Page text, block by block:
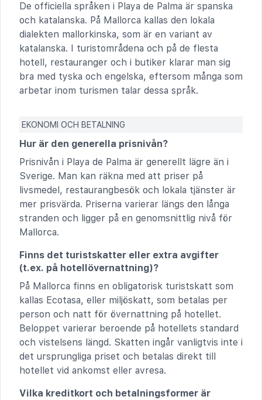
De officiella språken i Playa de Palma är spanska
och katalanska. På Mallorca kallas den lokala
dialekten mallorkinska, som är en variant av
katalanska. I turistområdena och på de flesta
hotell, restauranger och i butiker klarar man sig
bra med tyska och engelska, eftersom många som
arbetar inom turismen talar dessa språk.
EKONOMI OCH BETALNING
Hur är den generella prisnivån?
Prisnivån i Playa de Palma är generellt lägre än i
Sverige. Man kan räkna med att priser på
livsmedel, restaurangbesök och lokala tjänster är
mer prisvärda. Priserna varierar längs den långa
stranden och ligger på en genomsnittlig nivå för
Mallorca.
Finns det turistskatter eller extra avgifter
(t.ex. på hotellövernattning)?
På Mallorca finns en obligatorisk turistskatt som
kallas Ecotasa, eller miljöskatt, som betalas per
person och natt för övernattning på hotellet.
Beloppet varierar beroende på hotellets standard
och vistelsens längd. Skatten ingår vanligtvis inte i
det ursprungliga priset och betalas direkt till
hotellet vid ankomst eller avresa.
Vilka kreditkort och betalningsformer är